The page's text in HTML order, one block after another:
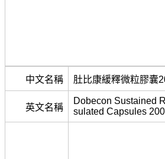
中文名稱 肚比康緩釋微粒膠囊
英文名稱
Dobecon Sustained
sulated Capsules